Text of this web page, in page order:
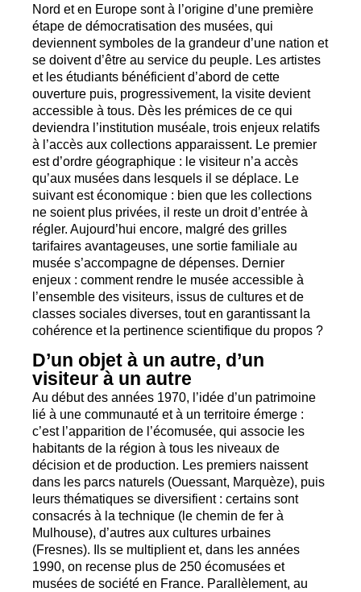
Nord et en Europe sont à l’origine d’une première
étape de démocratisation des musées, qui
deviennent symboles de la grandeur d’une nation et
se doivent d’être au service du peuple. Les artistes
et les étudiants bénéficient d’abord de cette
ouverture puis, progressivement, la visite devient
accessible à tous. Dès les prémices de ce qui
deviendra l’institution muséale, trois enjeux relatifs
à l’accès aux collections apparaissent. Le premier
est d’ordre géographique : le visiteur n’a accès
qu’aux musées dans lesquels il se déplace. Le
suivant est économique : bien que les collections
ne soient plus privées, il reste un droit d’entrée à
régler. Aujourd’hui encore, malgré des grilles
tarifaires avantageuses, une sortie familiale au
musée s’accompagne de dépenses. Dernier
enjeux : comment rendre le musée accessible à
l’ensemble des visiteurs, issus de cultures et de
classes sociales diverses, tout en garantissant la
cohérence et la pertinence scientifique du propos ?
D’un objet à un autre, d’un
visiteur à un autre
Au début des années 1970, l’idée d’un patrimoine
lié à une communauté et à un territoire émerge :
c’est l’apparition de l’écomusée, qui associe les
habitants de la région à tous les niveaux de
décision et de production. Les premiers naissent
dans les parcs naturels (Ouessant, Marquèze), puis
leurs thématiques se diversifient : certains sont
consacrés à la technique (le chemin de fer à
Mulhouse), d’autres aux cultures urbaines
(Fresnes). Ils se multiplient et, dans les années
1990, on recense plus de 250 écomusées et
musées de société en France. Parallèlement, au